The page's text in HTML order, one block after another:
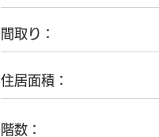
間取り：
住居面積：
階数：